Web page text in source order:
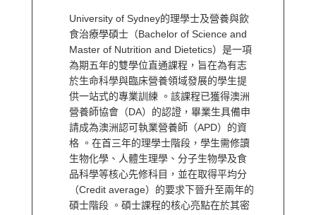
University of Sydney的理學士及營養與飲
食治療學碩士（Bachelor of Science and
Master of Nutrition and Dietetics）是一項
為期五年的雙學位直通課程，旨在為有志
於生命科學與臨床營養領域發展的學生提
供一站式的專業訓練 。該課程已獲得澳洲
營養師協會（DA）的認證，畢業生具備申
請成為澳洲認可執業營養師（APD）的資
格 。在首三年的理學士階段，學生需修讀
生物化學、人體生理學、分子生物學及食
品科學等核心先修科目，並在取得平均分
（Credit average）的要求下晉升至兩年的
碩士階段 。碩士課程的核心亮點在於其密